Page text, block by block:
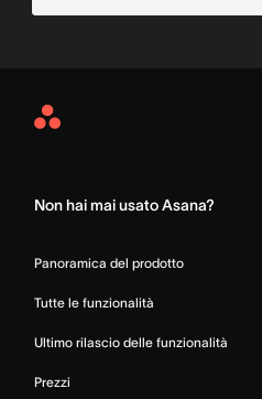
Asana
Non hai mai usato Asana?
Panoramica del prodotto
Tutte le funzionalità
Ultimo rilascio delle funzionalità
Prezzi